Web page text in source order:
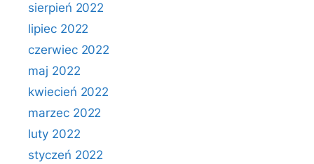
sierpień 2022
lipiec 2022
czerwiec 2022
maj 2022
kwiecień 2022
marzec 2022
luty 2022
styczeń 2022